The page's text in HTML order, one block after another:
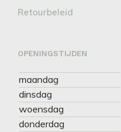
Retourbeleid
OPENINGSTIJDEN
maandag
dinsdag
woensdag
donderdag